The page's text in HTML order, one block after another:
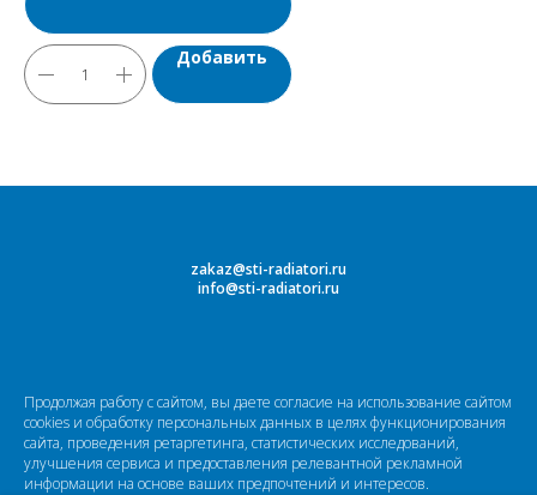
Добавить
zakaz@sti-radiatori.ru
info@sti-radiatori.ru
Продолжая работу с сайтом, вы даете согласие на использование сайтом
cookies и обработку персональных данных в целях функционирования
сайта, проведения ретаргетинга, статистических исследований,
улучшения сервиса и предоставления релевантной рекламной
информации на основе ваших предпочтений и интересов.